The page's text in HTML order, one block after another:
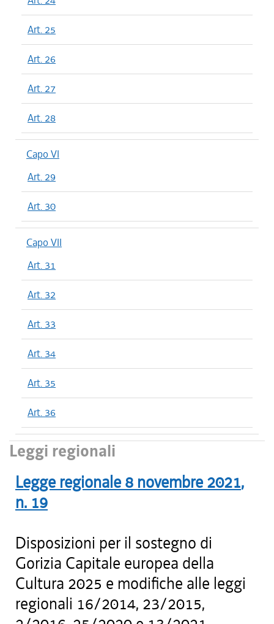
Art. 25
Art. 26
Art. 27
Art. 28
Capo VI
Art. 29
Art. 30
Capo VII
Art. 31
Art. 32
Art. 33
Art. 34
Art. 35
Art. 36
Leggi regionali
Legge regionale 8 novembre 2021,
n. 19
Disposizioni per il sostegno di
Gorizia Capitale europea della
Cultura 2025 e modifiche alle leggi
regionali 16/2014, 23/2015,